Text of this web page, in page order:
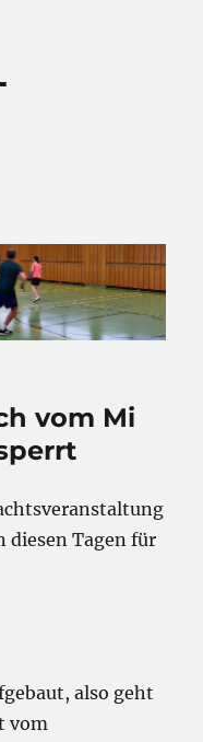
vom Mi
diesen Tagen für
also geht
vom